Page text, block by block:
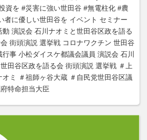
資を #災害に強い世田谷 #無電柱化 #農
者に優しい世田谷を イベント セミナー
動 演説会 石川ナオミと世田谷区政を語る
街頭演説 選挙戦 コロナワクチン 世田谷
行事 小松ダイスケ都議会議員 演説会 石川
田谷区政を語る会 街頭演説 選挙戦 ＃上
オミ ＃祖師ヶ谷大蔵 ＃自民党世田谷区議
特命担当大臣